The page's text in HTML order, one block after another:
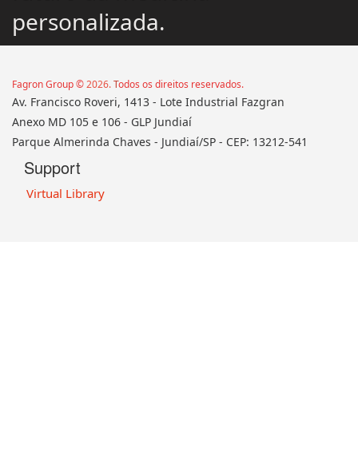
personalizada.
Fagron Group ©2026.Todos os direitos reservados.‌
Av. Francisco Roveri, 1413 - Lote Industrial Fazgran
‌Anexo MD 105 e 106 - GLP Jundiaí
‌Parque Almerinda Chaves - Jundiaí/SP - CEP: 13212-541
Support
Virtual Library